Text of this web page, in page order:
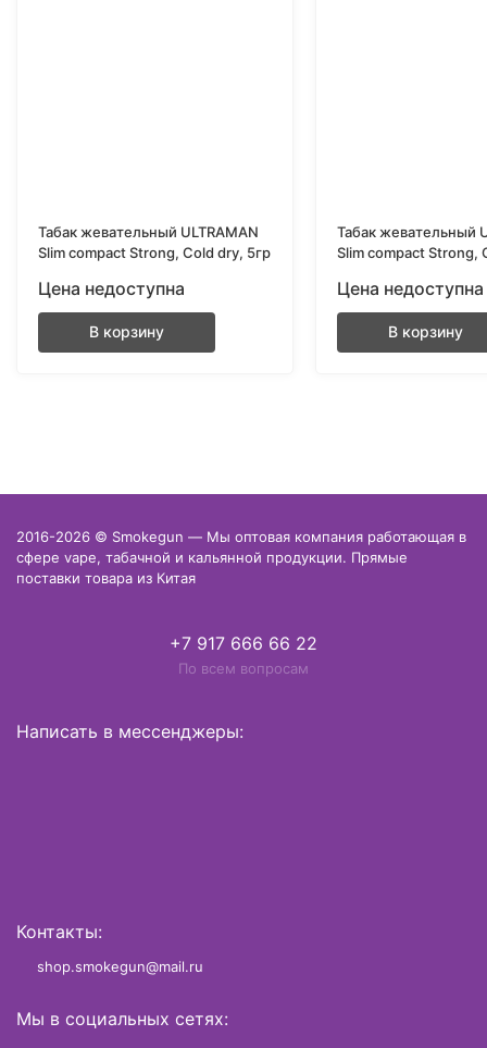
Табак жевательный ULTRAMAN
Slim compact Strong, Cold dry, 5гр
Цена недоступна
В корзину
Табак жевательный
Slim compact Strong,
Цена недоступна
В корзину
2016-2026 © Smokegun — Мы оптовая компания работающая в
сфере vape, табачной и кальянной продукции. Прямые
поставки товара из Китая
+7 917 666 66 22
По всем вопросам
Написать в мессенджеры:
Контакты:
shop.smokegun@mail.ru
Мы в социальных сетях: